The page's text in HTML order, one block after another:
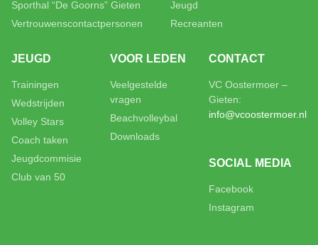
Sporthal “De Goorns” Gieten
Vertrouwenscontactpersonen
Jeugd
Recreanten
JEUGD
Trainingen
Wedstrijden
Volley Stars
Coach taken
Jeugdcommisie
Club van 50
VOOR LEDEN
Veelgestelde
vragen
Beachvolleybal
Downloads
CONTACT
VC Oostermoer –
Gieten:
info@vcoostermoer.nl
SOCIAL MEDIA
Facebook
Instagram